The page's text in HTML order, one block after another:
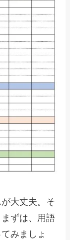
大丈夫。そ
ずは、用語
みましょ